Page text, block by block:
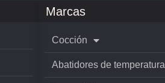
Marcas
Cocción
Abatidores de temperatura